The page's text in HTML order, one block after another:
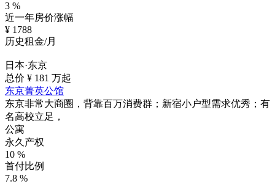
3 %
近一年房价涨幅
¥ 1788
历史租金/月
日本·东京
总价 ¥ 181 万起
东京菁英公馆
东京非常大商圈，背靠百万消费群；新宿小户型需求优秀；有
名高校立足，
公寓
永久产权
10 %
首付比例
7.8 %